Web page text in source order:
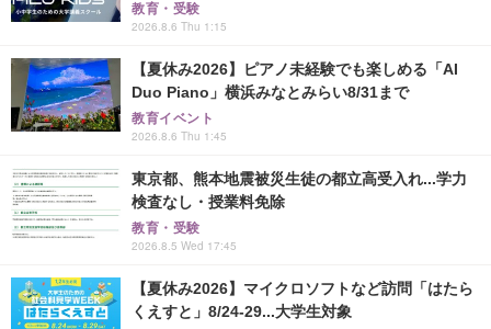
教育・受験
2026.8.6 Thu 1:15
【夏休み2026】ピアノ未経験でも楽しめる「AI
Duo Piano」横浜みなとみらい8/31まで
教育イベント
2026.8.6 Thu 1:45
東京都、熊本地震被災生徒の都立高受入れ...学力
検査なし・授業料免除
教育・受験
2026.8.5 Wed 17:45
【夏休み2026】マイクロソフトなど訪問「はたら
くえすと」8/24-29...大学生対象